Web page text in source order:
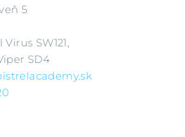
5
SW121,
SD4